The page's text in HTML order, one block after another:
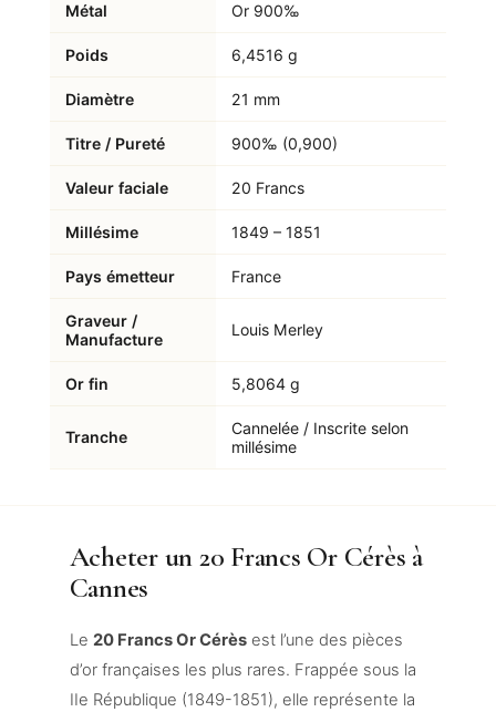
Métal Or 900‰
Poids 6,4516 g
Diamètre 21 mm
Titre / Pureté 900‰ (0,900)
Valeur faciale 20 Francs
Millésime 1849 – 1851
Pays émetteur France
Graveur /
Manufacture
Louis Merley
Or fin 5,8064 g
Tranche
Cannelée / Inscrite selon
millésime
Acheter un 20 Francs Or Cérès à
Cannes
Le 20 Francs Or Cérèsest l’une des pièces
d’or françaises les plus rares. Frappée sous la
IIe République (1849-1851), elle représente la